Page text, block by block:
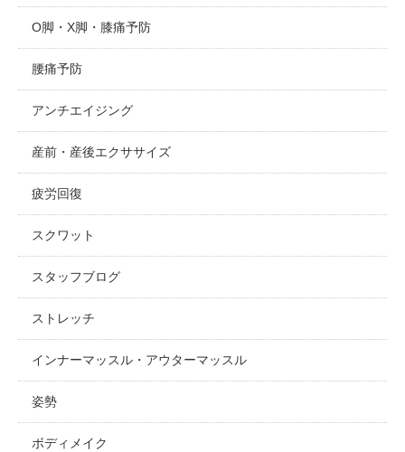
O脚・X脚・膝痛予防
腰痛予防
アンチエイジング
産前・産後エクササイズ
疲労回復
スクワット
スタッフブログ
ストレッチ
インナーマッスル・アウターマッスル
姿勢
ボディメイク